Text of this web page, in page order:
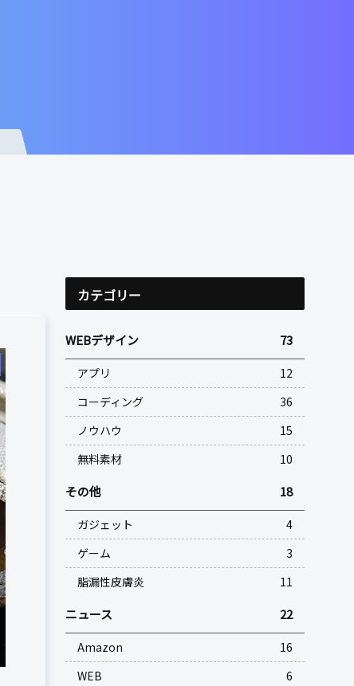
カテゴリー
WEBデザイン 73
アプリ
12
コーディング
36
ノウハウ
15
無料素材
10
その他 18
ガジェット
4
ゲーム
3
脂漏性皮膚炎
11
ニュース 22
Amazon
16
WEB
6